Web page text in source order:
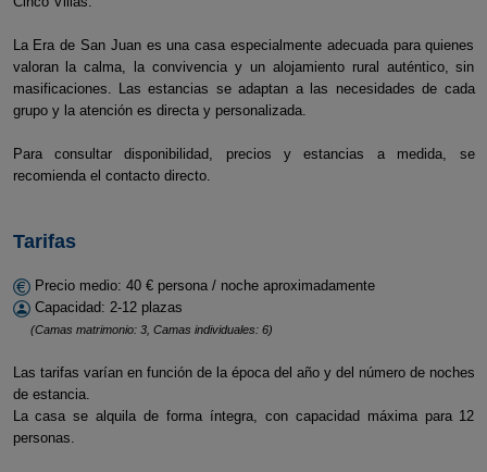
La Era de San Juan es una casa especialmente adecuada para quienes
valoran la calma, la convivencia y un alojamiento rural auténtico, sin
masificaciones. Las estancias se adaptan a las necesidades de cada
grupo y la atención es directa y personalizada.
Para consultar disponibilidad, precios y estancias a medida, se
recomienda el contacto directo.
Tarifas
Precio medio: 40 € persona / noche aproximadamente
Capacidad: 2-12 plazas
(Camas matrimonio: 3, Camas individuales: 6)
Las tarifas varían en función de la época del año y del número de noches
de estancia.
La casa se alquila de forma íntegra, con capacidad máxima para 12
personas.